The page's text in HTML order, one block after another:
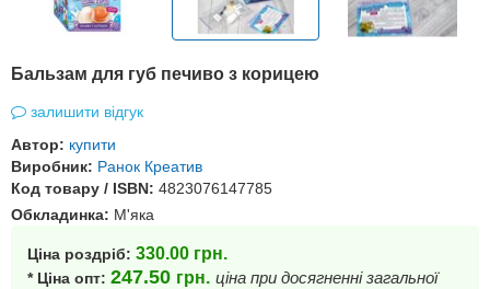
Бальзам для губ печиво з корицею
залишити відгук
Автор: купити
Виробник: Ранок Креатив
Код товару / ISBN: 4823076147785
Обкладинка: М'яка
Ціна роздріб: 330.00 грн.
* Ціна опт: 247.50 грн. ціна при досягненні загальної